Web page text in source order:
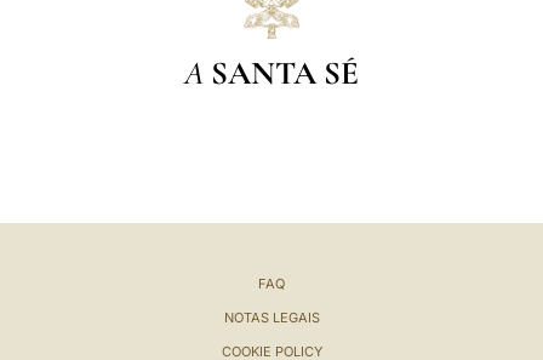
A SANTA SÉ
FAQ
NOTAS LEGAIS
COOKIE POLICY